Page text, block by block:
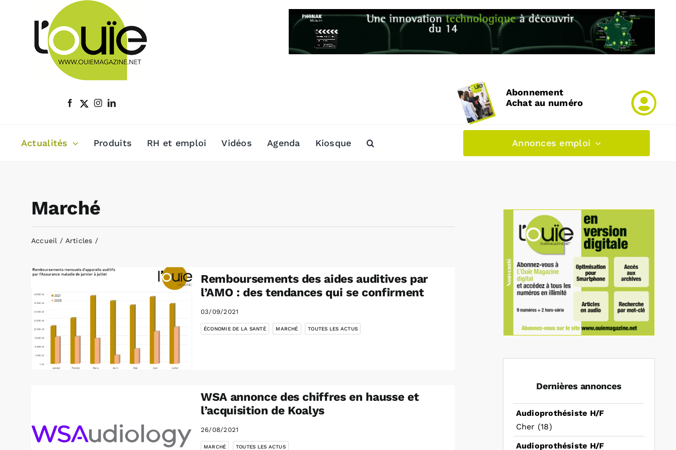
Abonnement
Achat au numéro
Actualités Produits RH et emploi Vidéos Agenda Kiosque Annonces emploi
Marché
Accueil Articles
Remboursements des aides auditives par
l’AMO : des tendances qui se confirment
03/09/2021
ÉCONOMIE DE LA SANTÉ MARCHÉ TOUTES LES ACTUS
WSA annonce des chiffres en hausse et
l’acquisition de Koalys
26/08/2021
MARCHÉ
,
TOUTES LES ACTUS
Dernières annonces
Audioprothésiste H/F
Cher (18)
Audioprothésiste H/F